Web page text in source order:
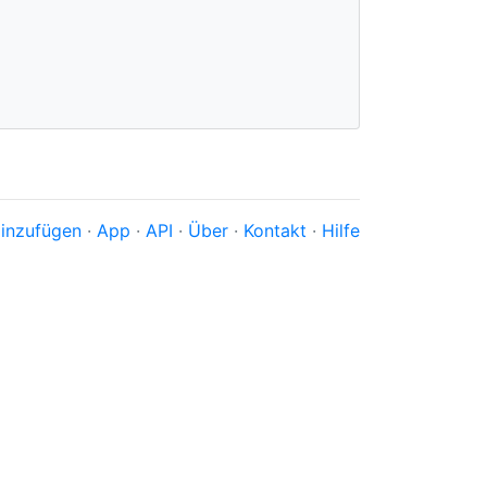
· App · API · Über · Kontakt · Hilfe